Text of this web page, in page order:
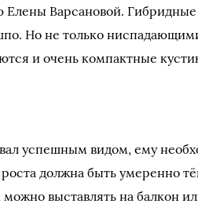
Елены Варсановой.
Но не только
и очень компактные
успешным видом, ему
должна быть умеренно
выставлять на балкон